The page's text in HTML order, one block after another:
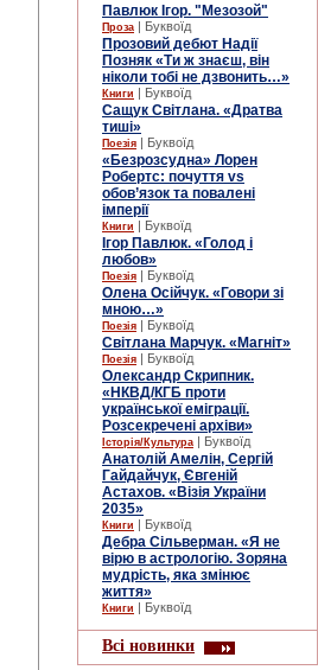
Павлюк Ігор. "Мезозой"
Проза | Буквоїд
Прозовий дебют Надії
Позняк «Ти ж знаєш, він
ніколи тобі не дзвонить…»
Книги | Буквоїд
Сащук Світлана. «Дратва
тиші»
Поезія | Буквоїд
«Безрозсудна» Лорен
Робертс: почуття vs
обов’язок та повалені
імперії
Книги | Буквоїд
Ігор Павлюк. «Голод і
любов»
Поезія | Буквоїд
Олена Осійчук. «Говори зі
мною…»
Поезія | Буквоїд
Світлана Марчук. «Магніт»
Поезія | Буквоїд
Олександр Скрипник.
«НКВД/КГБ проти
української еміграції.
Розсекречені архіви»
Історія/Культура | Буквоїд
Анатолій Амелін, Сергій
Гайдайчук, Євгеній
Астахов. «Візія України
2035»
Книги | Буквоїд
Дебра Сільверман. «Я не
вірю в астрологію. Зоряна
мудрість, яка змінює
життя»
Книги | Буквоїд
Всі новинки